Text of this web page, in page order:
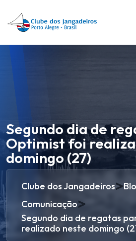
Segundo dia de
Optimist foi
domingo (27)
Clube dos Jangadeiros>
Comunicação>
Segundo dia de regatas
realizado neste domingo